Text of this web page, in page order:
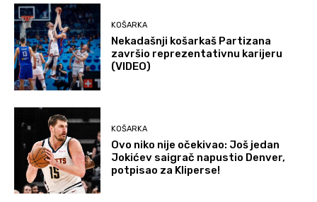
KOŠARKA
Nekadašnji košarkaš Partizana
završio reprezentativnu karijeru
(VIDEO)
KOŠARKA
Ovo niko nije očekivao: Još jedan
Jokićev saigrač napustio Denver,
potpisao za Kliperse!